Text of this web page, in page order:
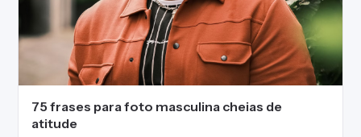
75 frases para foto masculina cheias de
atitude